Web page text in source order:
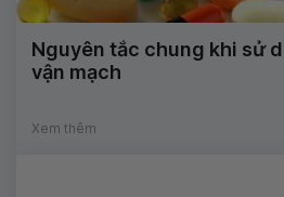
Nguyên tắc chung khi sử
vận mạch
Xem thêm